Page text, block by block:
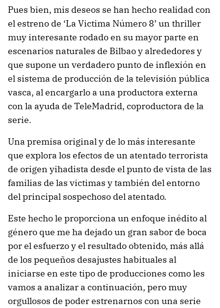
Pues bien, mis deseos se han hecho realidad con
el estreno de ‘La Victima Número 8’ un thriller
muy interesante rodado en su mayor parte en
escenarios naturales de Bilbao y alrededores y
que supone un verdadero punto de inflexión en
el sistema de producción de la televisión pública
vasca, al encargarlo a una productora externa
con la ayuda de TeleMadrid, coproductora de la
serie.
Una premisa original y de lo más interesante
que explora los efectos de un atentado terrorista
de origen yihadista desde el punto de vista de las
familias de las victimas y también del entorno
del principal sospechoso del atentado.
Este hecho le proporciona un enfoque inédito al
género que me ha dejado un gran sabor de boca
por el esfuerzo y el resultado obtenido, más allá
de los pequeños desajustes habituales al
iniciarse en este tipo de producciones como les
vamos a analizar a continuación, pero muy
orgullosos de poder estrenarnos con una serie